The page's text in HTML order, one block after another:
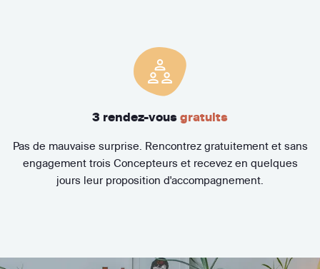
3 rendez-vous gratuits
Pas de mauvaise surprise. Rencontrez gratuitement et sans
engagement trois Concepteurs et recevez en quelques
jours leur proposition d'accompagnement.